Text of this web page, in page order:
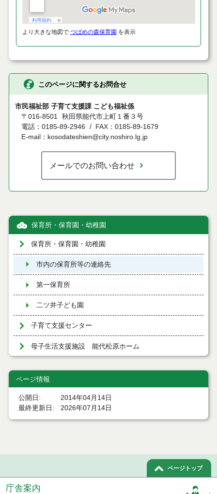
より大きな地図で つばめの森保育園 を表示
このページに関するお問合せ
市民福祉部 子育て支援課 こども福祉係
〒016-8501 秋田県能代市上町１番３号
電話：0185-89-2946
FAX：0185-89-1679
E-mail：kosodateshien@city.noshiro.lg.jp
メールでのお問い合わせ
保育所・保育園・幼稚園
保育所・保育園・幼稚園
市内の保育所等の連絡先
第一保育所
二ツ井子ども園
子育て支援センター
母子生活支援施設 能代松原ホーム
ページ情報
公開日
2014年04月14日
最終更新日
2026年07月14日
ページトップ
庁舎案内